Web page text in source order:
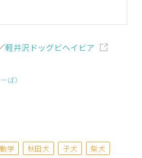
軽井沢ドッグビヘイビア
ば）
学 秋田犬 子犬 柴犬